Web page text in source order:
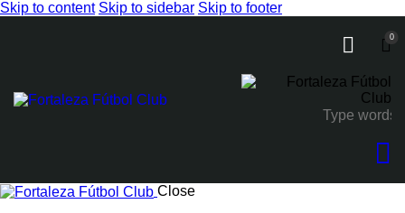
Skip to content Skip to sidebar Skip to footer
0
Close